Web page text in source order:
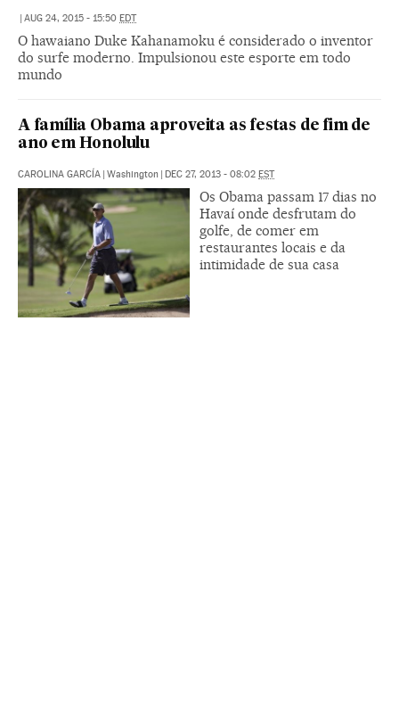
| AUG 24, 2015 - 15:50 EDT
O hawaiano Duke Kahanamoku é considerado o inventor
do surfe moderno. Impulsionou este esporte em todo
mundo
A família Obama aproveita as festas de fim de
ano em Honolulu
CAROLINA GARCÍA | Washington | DEC 27, 2013 - 08:02 EST
Os Obama passam 17 dias no
Havaí onde desfrutam do
golfe, de comer em
restaurantes locais e da
intimidade de sua casa